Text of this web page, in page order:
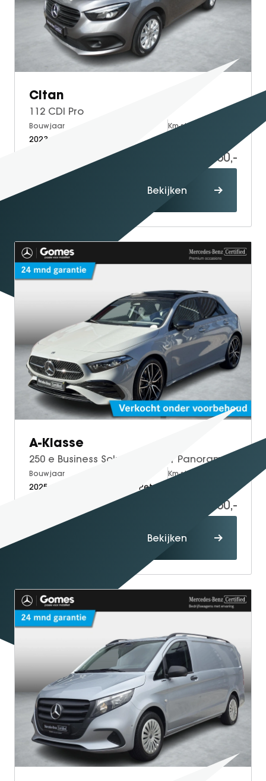
GT Coupé
S-Klasse
SL
smart #5
VOYAH
Dongfeng
Box
BYD
SEAL U DM-I
BYD SEAL 6 DM-I
SEAL 6 DM-I TOURING
SEALION 7
DOLPHIN SURF
BYD DOLPHIN
DOLPHIN G DM-i
ATTO 3 EVO
Citan
112 CDI Pro
Bouwjaar
2023
Km-stand
19.950,-
Bekijken
A-Klasse
250 e Business Solution AMG | Panoramadak | Head-Up display | Memory
Bouwjaar
2025 Electric + Petrol
Km-stand
38.950,-
Bekijken